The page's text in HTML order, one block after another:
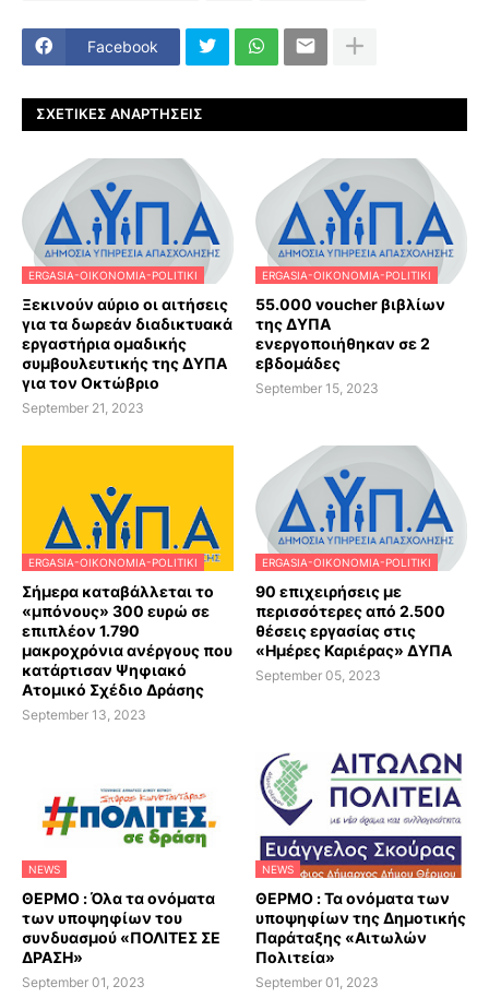
Facebook
ΣΧΕΤΙΚΈΣ ΑΝΑΡΤΉΣΕΙΣ
ERGASIA-OIKONOMIA-POLITIKI
Ξεκινούν αύριο οι αιτήσεις
για τα δωρεάν διαδικτυακά
εργαστήρια ομαδικής
συμβουλευτικής της ΔΥΠΑ
για τον Οκτώβριο
September 21, 2023
ERGASIA-OIKONOMIA-POLITIKI
55.000 voucher βιβλίων
της ΔΥΠΑ
ενεργοποιήθηκαν σε 2
εβδομάδες
September 15, 2023
ERGASIA-OIKONOMIA-POLITIKI
Σήμερα καταβάλλεται το
«μπόνους» 300 ευρώ σε
επιπλέον 1.790
μακροχρόνια ανέργους που
κατάρτισαν Ψηφιακό
Ατομικό Σχέδιο Δράσης
September 13, 2023
ERGASIA-OIKONOMIA-POLITIKI
90 επιχειρήσεις με
περισσότερες από 2.500
θέσεις εργασίας στις
«Ημέρες Καριέρας» ΔΥΠΑ
September 05, 2023
NEWS
ΘΕΡΜΟ : Όλα τα ονόματα
των υποψηφίων του
συνδυασμού «ΠΟΛΙΤΕΣ ΣΕ
ΔΡΑΣΗ»
September 01, 2023
NEWS
ΘΕΡΜΟ : Τα ονόματα των
υποψηφίων της Δημοτικής
Παράταξης «Αιτωλών
Πολιτεία»
September 01, 2023